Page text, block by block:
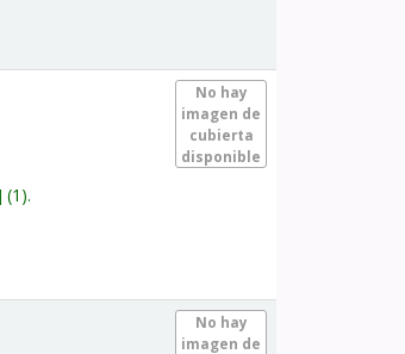
No hay
imagen de
cubierta
disponible
(1).
No hay
imagen de